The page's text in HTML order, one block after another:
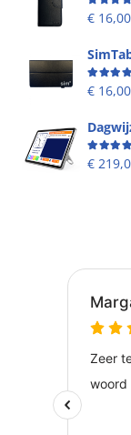
€ 16,00
€ 16,00
€